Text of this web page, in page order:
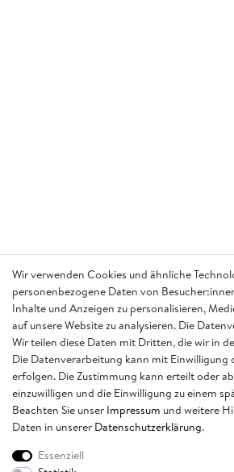
Wir verwenden Cookies und ähnliche
personenbezogene Daten von
Inhalte und Anzeigen zu personalisieren,
auf unsere Website zu analysieren. Die
Wir teilen diese Daten mit Dritten, die wir in
Die Datenverarbeitung kann mit
erfolgen. Die Zustimmung kann erteilt oder
einzuwilligen und die Einwilligung zu einem
Beachten Sie unser Impressum und weitere
Daten in unserer Daten­schutz­erklärung.
Essenziell